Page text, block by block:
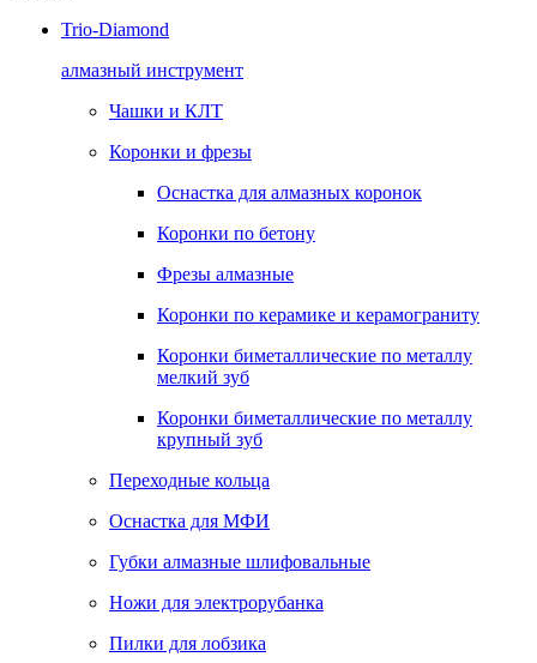
Trio-Diamond
алмазный инструмент
Чашки и КЛТ
Коронки и фрезы
Оснастка для алмазных коронок
Коронки по бетону
Фрезы алмазные
Коронки по керамике и керамограниту
Коронки биметаллические по металлу
мелкий зуб
Коронки биметаллические по металлу
крупный зуб
Переходные кольца
Оснастка для МФИ
Губки алмазные шлифовальные
Ножи для электрорубанка
Пилки для лобзика